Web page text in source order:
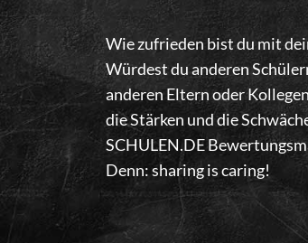
Wie zufrieden bist du mit
Würdest du anderen
anderen Eltern oder
die Stärken und die
SCHULEN.DE
Denn: sharing is caring!